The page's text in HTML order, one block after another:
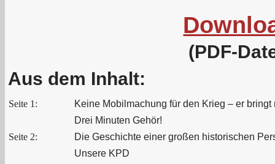
(PDF-
Aus dem Inhalt:
Seite 1:
Keine Mobilmachung für den Krieg – er bringt
Drei Minuten Gehör!
Seite 2:
Die Geschichte einer großen historischen
Unsere KPD